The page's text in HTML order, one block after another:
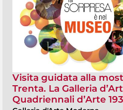
Visita guidata alla
Trenta. La Galleria
Quadriennali d’Arte